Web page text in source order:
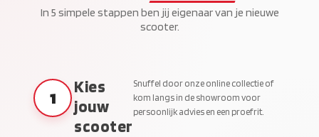
In 5 simpele stappen ben jij eigenaar van je nieuwe
scooter.
1
Kies
jouw
scooter
Snuffel door onze online collectie of
kom langs in de showroom voor
persoonlijk advies en een proefrit.